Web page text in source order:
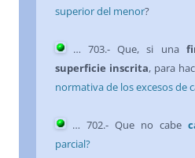
superior del menor?
… 703.- Que, si una
superficie inscrita, para
normativa de los excesos de
… 702.- Que no cabe
parcial?